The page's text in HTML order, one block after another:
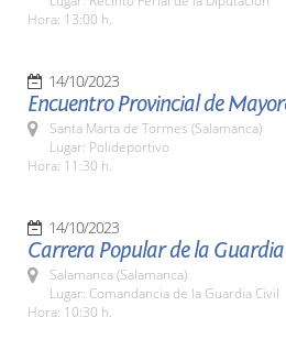
Hora: 13:00 h.
14/10/2023
Encuentro Provincial de
Santa Marta de Tormes (Salamanca)
Lugar: Polideportivo
Hora: 11:30 h.
14/10/2023
Carrera Popular de la
Salamanca (Salamanca)
Lugar: Comandancia de la Guardia Civil
Hora: 10:30 h.